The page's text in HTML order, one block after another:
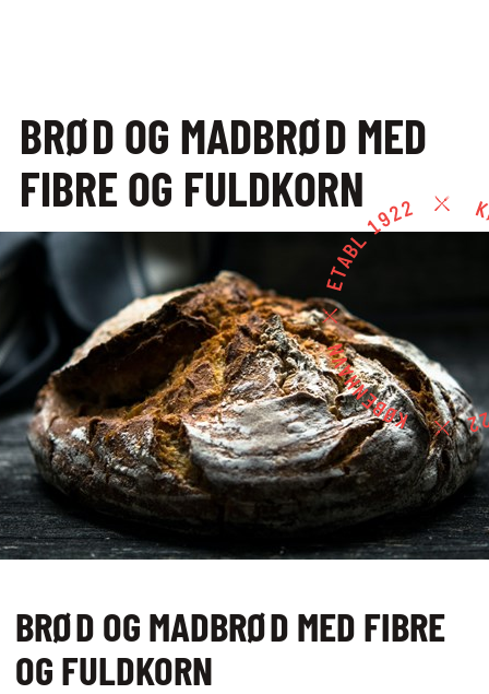
EFTERUDDANNELSE
OG KURSER
ALLE KURSER
EFTER­UDDANNELSER
FULLSERVICE
UDDANNELSER MED
VINAKADEMIET
UDLEJNING OG
EVENTS
KURSER
BRØD OG MADBRØD MED
FIBRE OG FULDKORN
BRØD OG MADBRØD MED FIBRE
OG FULDKORN